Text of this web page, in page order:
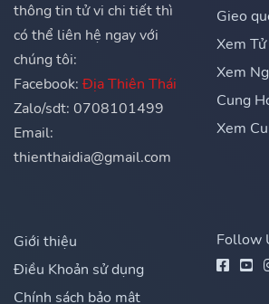
thông tin tử vi chi tiết thì
có thể liên hệ ngay với
chúng tôi:
Facebook: Địa Thiên Thái
Zalo/sdt: 0708101499
Email:
thienthaidia@gmail.com
Gieo
Xem
Xem
Cung
Xem
Giới thiệu
Điều Khoản sử dụng
Chính sách bảo mật
Follow